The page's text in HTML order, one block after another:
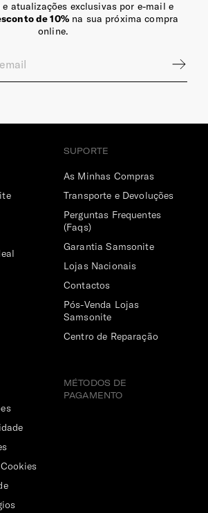
e atualizações exclusivas por e-mail e
de 10%na sua próxima compra
online.
SUPORTE
As Minhas Compras
Transporte e Devoluções
Perguntas Frequentes
(Faqs)
Garantia Samsonite
Lojas Nacionais
Contactos
Pós-Venda Lojas
Samsonite
Centro de Reparação
MÉTODOS DE
PAGAMENTO